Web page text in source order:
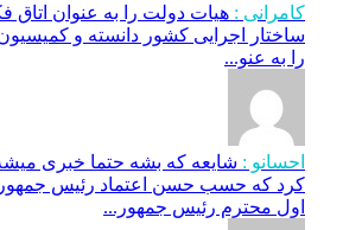
کامرانی : هیات دولت را به عنوان اتاق
را به عنو...
احسانو : شایعه که بشه حتما خبری
کرد که حسب حسن اعتماد رئیس
اول محترم رئیس جمهور...